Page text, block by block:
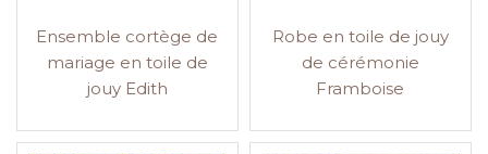
Ensemble cortège de
mariage en toile de
jouy Edith
Robe en toile de jouy
de cérémonie
Framboise